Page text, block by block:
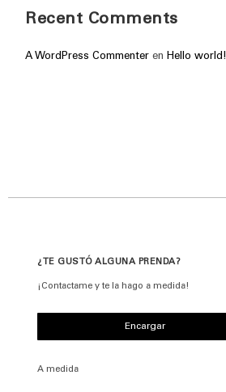
Recent Comments
A WordPress Commenter enHello world!
¿TE GUSTÓ ALGUNA PRENDA?
¡Contactame y te la hago a medida!
Encargar
A medida